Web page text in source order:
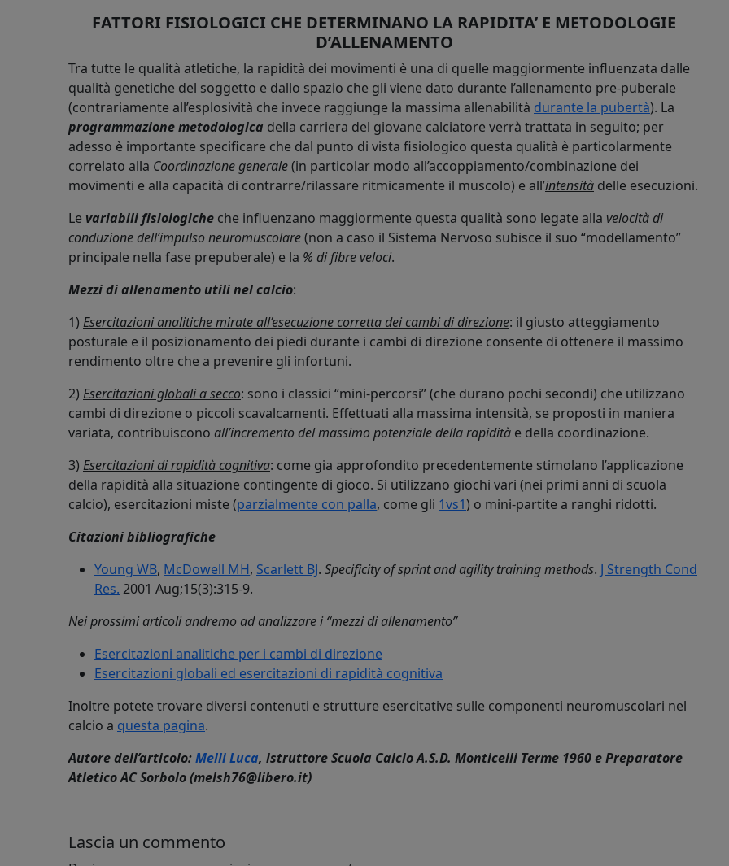
FATTORI FISIOLOGICI CHE DETERMINANO LA RAPIDITA’ E METODOLOGIE
D’ALLENAMENTO
Tra tutte le qualità atletiche, la rapidità dei movimenti è una di quelle maggiormente influenzata dalle
qualità genetiche del soggetto e dallo spazio che gli viene dato durante l’allenamento pre-puberale
(contrariamente all’esplosività che invece raggiunge la massima allenabilità durante la pubertà). La
programmazione metodologica della carriera del giovane calciatore verrà trattata in seguito; per
adesso è importante specificare che dal punto di vista fisiologico questa qualità è particolarmente
correlato alla Coordinazione generale(in particolar modo all’accoppiamento/combinazione dei
movimenti e alla capacità di contrarre/rilassare ritmicamente il muscolo) e all’intensità delle esecuzioni.
Le variabili fisiologiche che influenzano maggiormente questa qualità sono legate alla velocità di
conduzione dell’impulso neuromuscolare(non a caso il Sistema Nervoso subisce il suo “modellamento”
principale nella fase prepuberale) e la % di fibre veloci.
Mezzi di allenamento utili nel calcio:
1) Esercitazioni analitiche mirate all’esecuzione corretta dei cambi di direzione: il giusto atteggiamento
posturale e il posizionamento dei piedi durante i cambi di direzione consente di ottenere il massimo
rendimento oltre che a prevenire gli infortuni.
2) Esercitazioni globali a secco: sono i classici “mini-percorsi” (che durano pochi secondi) che utilizzano
cambi di direzione o piccoli scavalcamenti. Effettuati alla massima intensità, se proposti in maniera
variata, contribuiscono all’incremento del massimo potenziale della rapidità e della coordinazione.
3) Esercitazioni di rapidità cognitiva: come gia approfondito precedentemente stimolano l’applicazione
della rapidità alla situazione contingente di gioco. Si utilizzano giochi vari (nei primi anni di scuola
calcio), esercitazioni miste (parzialmente con palla, come gli 1vs1) o mini-partite a ranghi ridotti.
Citazioni bibliografiche
Young WB, McDowell MH, Scarlett BJ. Specificity of sprint and agility training methods. J Strength Cond
Res. 2001 Aug;15(3):315-9.
Nei prossimi articoli andremo ad analizzare i “mezzi di allenamento”
Esercitazioni analitiche per i cambi di direzione
Esercitazioni globali ed esercitazioni di rapidità cognitiva
Inoltre potete trovare diversi contenuti e strutture esercitative sulle componenti neuromuscolari nel
calcio a questa pagina.
Autore dell’articolo:Melli Luca, istruttore Scuola Calcio A.S.D. Monticelli Terme 1960 e Preparatore
Atletico AC Sorbolo (melsh76@libero.it)
Lascia un commento